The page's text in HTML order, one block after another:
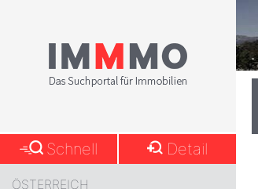
Schnell Detail
ÖSTERREICH